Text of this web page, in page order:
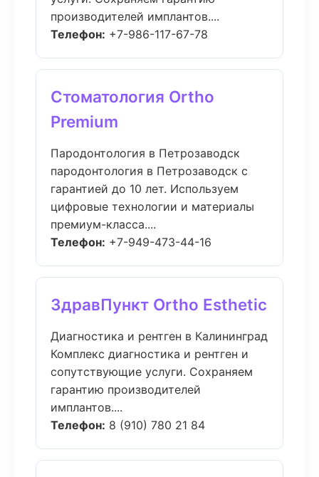
производителей имплантов....
Телефон: +7-986-117-67-78
Стоматология Ortho
Premium
Пародонтология в Петрозаводск
пародонтология в Петрозаводск с
гарантией до 10 лет. Используем
цифровые технологии и материалы
премиум-класса....
Телефон: +7-949-473-44-16
ЗдравПункт Ortho Esthetic
Диагностика и рентген в Калининград
Комплекс диагностика и рентген и
сопутствующие услуги. Сохраняем
гарантию производителей
имплантов....
Телефон: 8 (910) 780 21 84